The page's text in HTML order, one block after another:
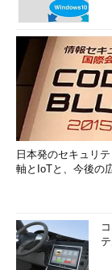
日本発のセキュリ
軸とIoTと、今後の